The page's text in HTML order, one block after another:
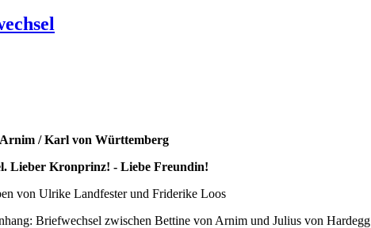
/ Karl von Württemberg
Lieber Kronprinz! - Liebe Freundin!
von Ulrike Landfester und Friderike Loos
Briefwechsel zwischen Bettine von Arnim und Julius von Hardegg